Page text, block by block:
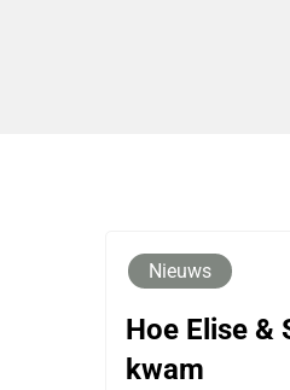
Nieuws
Hoe Elise &
kwam